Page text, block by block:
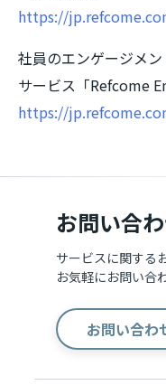
https://
社員のエンゲージメ
サービス「Refcome
https://
お問い合
サービスに関する
お気軽にお問い合
お問い合わ